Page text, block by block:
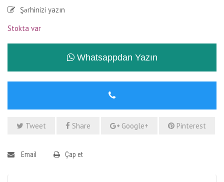
Şərhinizi yazın
Stokta var
Whatsappdan Yazın
Tweet Share Google+ Pinterest
Email Çap et